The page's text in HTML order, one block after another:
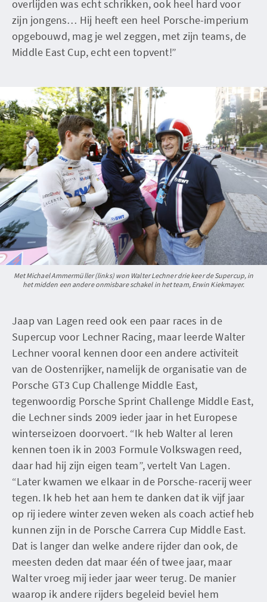
overlijden was echt schrikken, ook heel hard voor
zijn jongens… Hij heeft een heel Porsche-imperium
opgebouwd, mag je wel zeggen, met zijn teams, de
Middle East Cup, echt een topvent!”
Met Michael Ammermüller (links) won Walter Lechner drie keer de Supercup, in
het midden een andere onmisbare schakel in het team, Erwin Kiekmayer.
Jaap van Lagen reed ook een paar races in de
Supercup voor Lechner Racing, maar leerde Walter
Lechner vooral kennen door een andere activiteit
van de Oostenrijker, namelijk de organisatie van de
Porsche GT3 Cup Challenge Middle East,
tegenwoordig Porsche Sprint Challenge Middle East,
die Lechner sinds 2009 ieder jaar in het Europese
winterseizoen doorvoert. “Ik heb Walter al leren
kennen toen ik in 2003 Formule Volkswagen reed,
daar had hij zijn eigen team”, vertelt Van Lagen.
“Later kwamen we elkaar in de Porsche-racerij weer
tegen. Ik heb het aan hem te danken dat ik vijf jaar
op rij iedere winter zeven weken als coach actief heb
kunnen zijn in de Porsche Carrera Cup Middle East.
Dat is langer dan welke andere rijder dan ook, de
meesten deden dat maar één of twee jaar, maar
Walter vroeg mij ieder jaar weer terug. De manier
waarop ik andere rijders begeleid beviel hem